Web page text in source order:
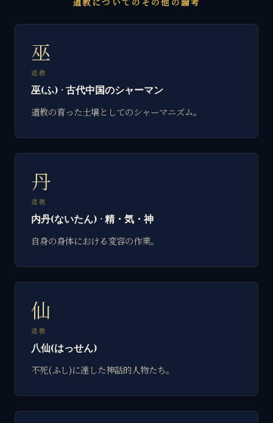
巫
道教
巫(ふ) · 古代中国のシャーマン
道教の育った土壌としてのシャーマニズム。
丹
道教
内丹(ないたん) · 精・気・神
自身の身体における変容の作業。
仙
道教
八仙(はっせん)
不死(ふし)に達した神話的人物たち。